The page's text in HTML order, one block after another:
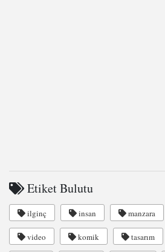
Etiket Bulutu
ilginç insan manzara
video komik tasarım